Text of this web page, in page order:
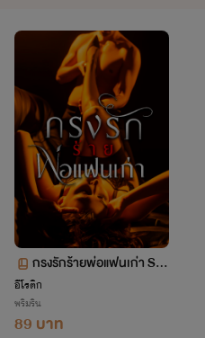
กรงรักร้ายพ่อแฟนเก่า SM
20+
อีโรติก
พริมริน
89 บาท